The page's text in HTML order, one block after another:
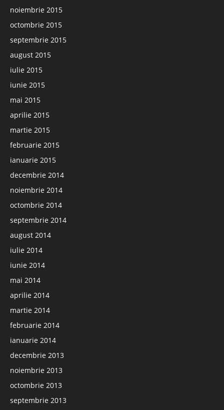
noiembrie 2015
octombrie 2015
septembrie 2015
august 2015
iulie 2015
iunie 2015
mai 2015
aprilie 2015
martie 2015
februarie 2015
ianuarie 2015
decembrie 2014
noiembrie 2014
octombrie 2014
septembrie 2014
august 2014
iulie 2014
iunie 2014
mai 2014
aprilie 2014
martie 2014
februarie 2014
ianuarie 2014
decembrie 2013
noiembrie 2013
octombrie 2013
septembrie 2013